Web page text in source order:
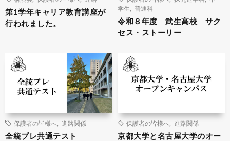
第1学年キャリア教育講座が
行われました。
学生
普通科
令和８年度 武生高校 サク
セス・ストーリー
保護者の皆様へ 進路関係
全統プレ共通テスト
保護者の皆様へ 進路関係
京都大学と名古屋大学のオー